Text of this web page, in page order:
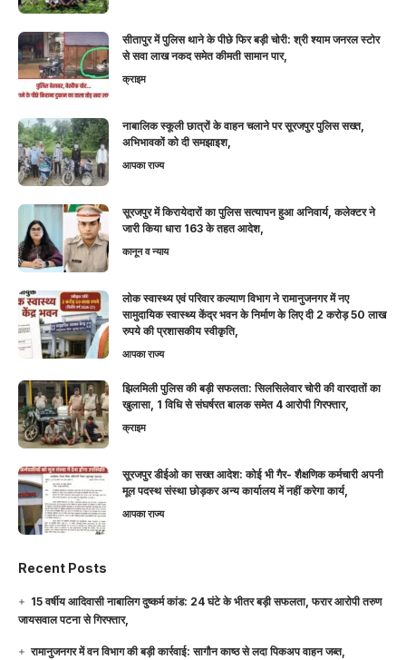
सीतापुर में पुलिस थाने के पीछे फिर बड़ी चोरी: श्री श्याम जनरल स्टोर
से सवा लाख नकद समेत कीमती सामान पार,
क्राइम
नाबालिक स्कूली छात्रों के वाहन चलाने पर सूरजपुर पुलिस सख्त,
अभिभावकों को दी समझाइश,
आपका राज्य
सूरजपुर में किरायेदारों का पुलिस सत्यापन हुआ अनिवार्य, कलेक्टर ने
जारी किया धारा 163 के तहत आदेश,
कानून व न्याय
लोक स्वास्थ्य एवं परिवार कल्याण विभाग ने रामानुजनगर में नए
सामुदायिक स्वास्थ्य केंद्र भवन के निर्माण के लिए दी 2 करोड़ 50 लाख
रुपये की प्रशासकीय स्वीकृति,
आपका राज्य
झिलमिली पुलिस की बड़ी सफलता: सिलसिलेवार चोरी की वारदातों का
खुलासा, 1 विधि से संघर्षरत बालक समेत 4 आरोपी गिरफ्तार,
क्राइम
सूरजपुर डीईओ का सख्त आदेश: कोई भी गैर- शैक्षणिक कर्मचारी अपनी
मूल पदस्थ संस्था छोड़कर अन्य कार्यालय में नहीं करेगा कार्य,
आपका राज्य
Recent Posts
15 वर्षीय आदिवासी नाबालिग दुष्कर्म कांड: 24 घंटे के भीतर बड़ी सफलता, फरार आरोपी तरुण
जायसवाल पटना से गिरफ्तार,
रामानुजनगर में वन विभाग की बड़ी कार्रवाई: सागौन काष्ठ से लदा पिकअप वाहन जब्त,